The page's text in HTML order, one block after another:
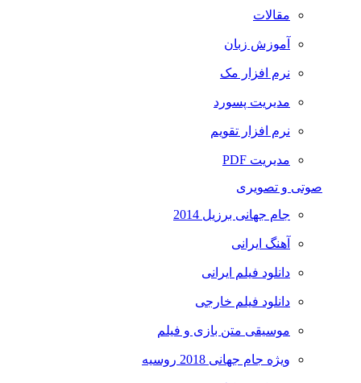
مقالات
آموزش زبان
نرم افزار مک
مدیریت پسورد
نرم افزار تقویم
مدیریت PDF
صوتی و تصویری
جام جهانی برزیل 2014
آهنگ ایرانی
دانلود فیلم ایرانی
دانلود فیلم خارجی
موسیقی متن بازی و فیلم
ویژه جام جهانی 2018 روسیه